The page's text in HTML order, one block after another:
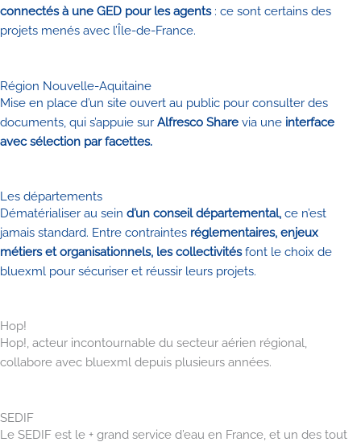
connectés à une GED pour les agents: ce sont certains des
projets menés avec l’Île-de-France.
Région Nouvelle-Aquitaine
Mise en place d’un site ouvert au public pour consulter des
documents, qui s’appuie sur Alfresco Share via une interface
avec sélection par facettes.
Les départements
Dématérialiser au sein d’un conseil départemental, ce n’est
jamais standard. Entre contraintes réglementaires, enjeux
métiers et organisationnels, les collectivitésfont le choix de
bluexml pour sécuriser et réussir leurs projets.
Hop!
Hop!, acteur incontournable du secteur aérien régional,
collabore avec bluexml depuis plusieurs années.
SEDIF
Le SEDIF est le + grand service d’eau en France, et un des tout